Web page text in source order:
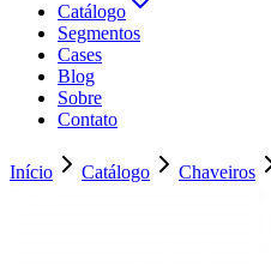
Catálogo
Segmentos
Cases
Blog
Sobre
Contato
Início Catálogo Chaveiros